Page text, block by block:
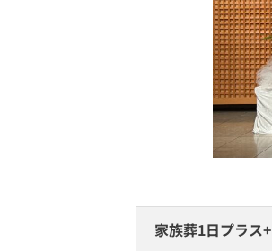
家族葬1日プラス+